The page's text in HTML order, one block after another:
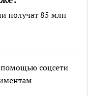
получат 85 млн
помощью соцсети